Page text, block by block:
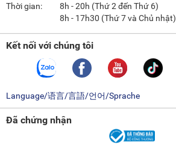
Thời gian:
8h - 20h (Thứ 2 đến Thứ 6)
8h - 17h30 (Thứ 7 và Chủ nhật)
Kết nối với chúng tôi
Language/语言/言語/언어/Sprache
Đã chứng nhận